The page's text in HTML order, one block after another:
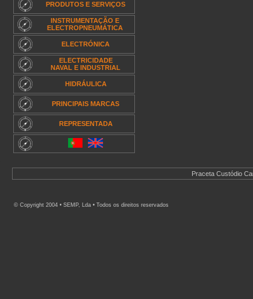
PRODUTOS E SERVIÇOS
INSTRUMENTAÇÃO E
ELECTROPNEUMÁTICA
ELECTRÓNICA
ELECTRICIDADE
NAVAL E INDUSTRIAL
HIDRÁULICA
PRINCIPAIS MARCAS
REPRESENTADA
Praceta Custódio
© Copyright 2004 • SEMP, Lda • Todos os direitos reservados